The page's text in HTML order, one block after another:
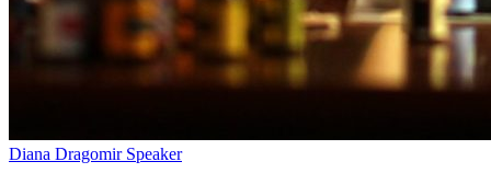
Diana Dragomir Speaker